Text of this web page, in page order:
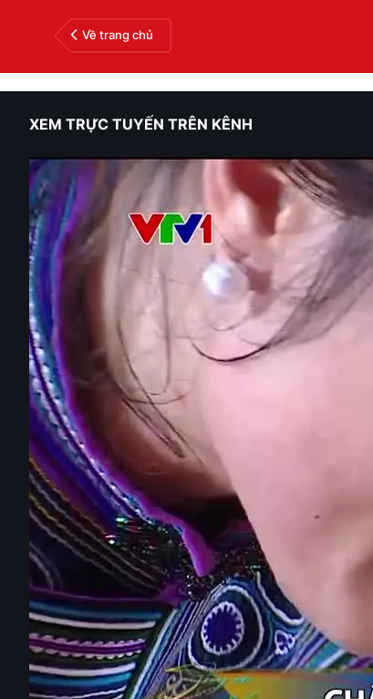
Về trang chủ
XEM TRỰC TUYẾN TRÊN KÊNH